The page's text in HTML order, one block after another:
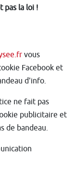
pas la loi !
vous
Facebook et
d'info.
ne fait pas
publicitaire et
de bandeau.